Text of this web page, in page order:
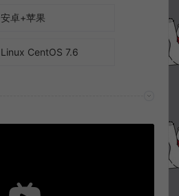
安卓+苹果
Linux CentOS 7.6